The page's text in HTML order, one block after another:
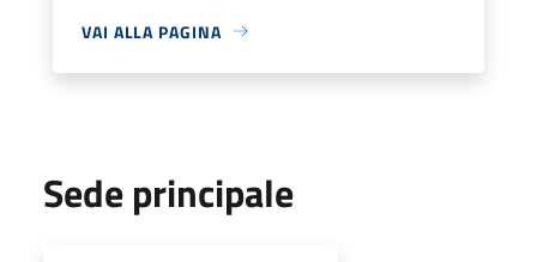
VAI ALLA PAGINA
Sede principale